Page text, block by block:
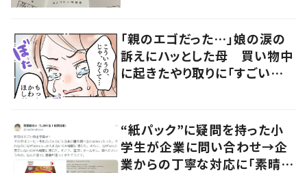
「親のエゴだった…」娘の涙の
訴えにハッとした母 買い物中
に起きたやり取りに「すごい分
“紙パック”に疑問を持った小
学生が企業に問い合わせ→企
業からの丁寧な対応に「素晴ら